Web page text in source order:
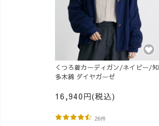
くつろ着カーディガン/ネイビー/知
多木綿 ダイヤガーゼ
16,940円(税込)
26件